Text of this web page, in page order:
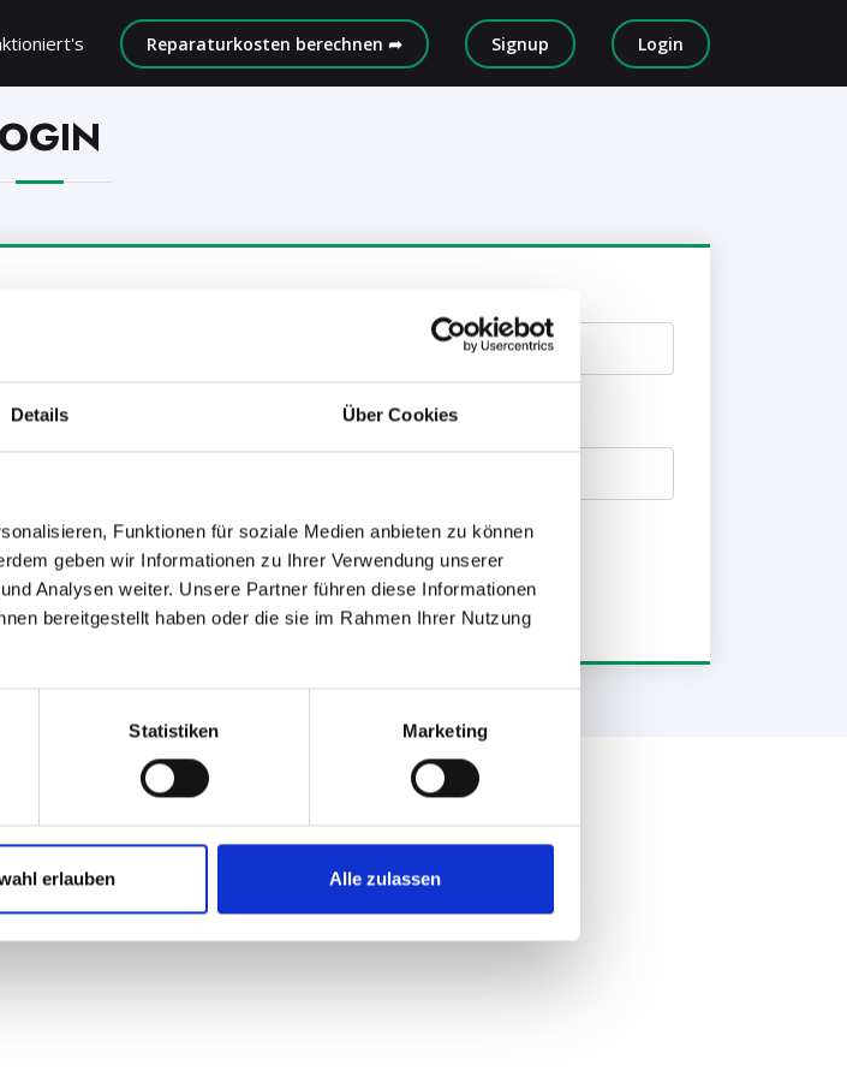
Details Über Cookies
Funktionen für soziale Medien anbieten zu können
geben wir Informationen zu Ihrer Verwendung unserer
Analysen weiter. Unsere Partner führen diese Informationen
bereitgestellt haben oder die sie im Rahmen Ihrer Nutzung
Statistiken Marketing
erlauben Alle zulassen
Reparaturkosten berechnen ➦ Signup Login